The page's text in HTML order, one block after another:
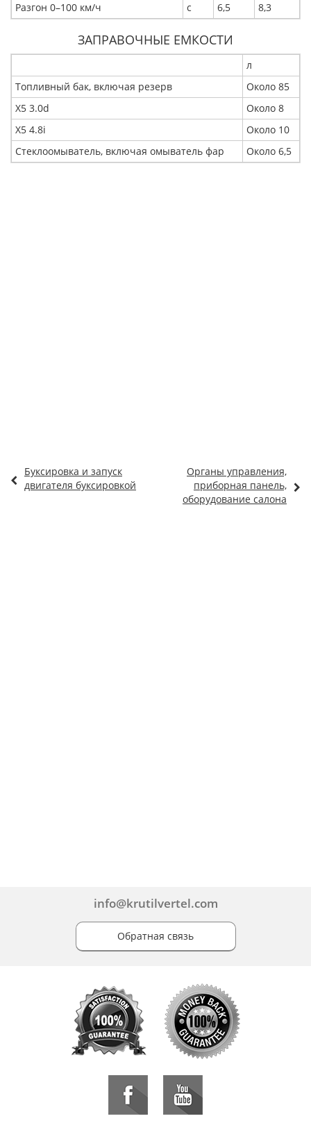
Разгон 0–100 км/ч
с 6,5 8,3
ЗАПРАВОЧНЫЕ ЕМКОСТИ
л
Топливный бак, включая резерв
Около 85
X5 3.0d
Около 8
X5 4.8i
Около 10
Стеклоомыватель, включая омыватель фар
Около 6,5
Буксировка и запуск
двигателя буксировкой
Органы управления,
приборная панель,
оборудование салона
info@krutilvertel.com
Обратная связь